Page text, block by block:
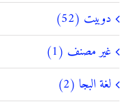
دوبيت (52)
غير مصنف (1)
لغة البجا (2)